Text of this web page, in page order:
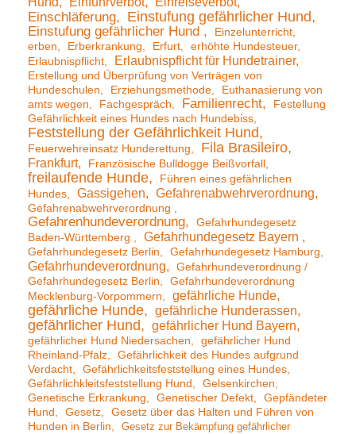
Einschläferung Einstufung gefährlicher Hund
Einstufung gefährlicher Hund
Einzelunterricht
erben
Erberkrankung Erfurt
erhöhte Hundesteuer
Erlaubnispflicht
Erlaubnispflicht für Hundetrainer
Erstellung und Überprüfung von Verträgen von
Hundeschulen
Erziehungsmethode
Euthanasierung von
amts wegen
Fachgespräch Familienrecht
Festellung
Gefährlichkeit eines Hundes nach Hundebiss
Feststellung der Gefährlichkeit Hund
Feuerwehreinsatz Hunderettung Fila Brasileiro
Frankfurt Französische Bulldogge Beißvorfall
freilaufende Hunde
Führen eines gefährlichen
Hundes
Gassigehen Gefahrenabwehrverordnung
Gefahrenabwehrverordnung
Gefahrenhundeverordnung
Gefahrhundegesetz
Baden-Württemberg
Gefahrhundegesetz Bayern
Gefahrhundegesetz Berlin Gefahrhundegesetz Hamburg
Gefahrhundeverordnung
Gefahrhundeverordnung /
Gefahrhundegesetz Berlin
Gefahrhundeverordnung
Mecklenburg-Vorpommern
gefährliche Hunde
gefährliche Hunde gefährliche Hunderassen
gefährlicher Hund gefährlicher Hund Bayern
gefährlicher Hund Niedersachen
gefährlicher Hund
Rheinland-Pfalz
Gefährlichkeit des Hundes aufgrund
Verdacht
Gefährlichkeitsfeststellung eines Hundes
Gefährlichkleitsfeststellung Hund
Gelsenkirchen
Genetische Erkrankung
Genetischer Defekt
Gepfändeter
Hund
Gesetz
Gesetz über das Halten und Führen von
Hunden in Berlin
Gesetz zur Bekämpfung gefährlicher